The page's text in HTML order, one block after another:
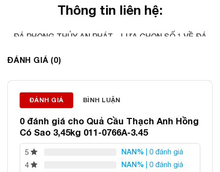
Thông tin liên hệ:
ĐÁ PHONG THỦY AN PHÁT – LỰA CHỌN SỐ 1 VỀ ĐÁ
Địa chỉ: 60/69 Bùi Huy Bích, Hoàng Mai, Hà Nội
ĐÁNH GIÁ (0)
ĐÁNH GIÁ BÌNH LUẬN
0 đánh giá cho Quả Cầu Thạch Anh Hồng
Có Sao 3,45kg 011-0766A-3.45
5 NAN% | 0 đánh giá
4
NAN% | 0 đánh giá